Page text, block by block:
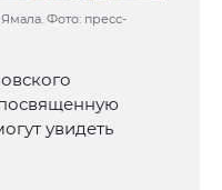
Фото: пресс-
увидеть